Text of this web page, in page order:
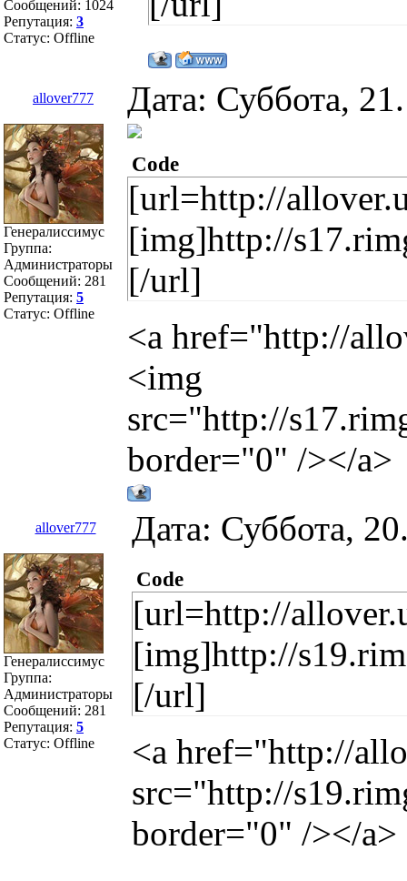
Сообщений: 1024
Репутация: 3
Статус: Offline
allover777 Дата: Суббота,
Генералиссимус
Группа:
Администраторы
Сообщений: 281
Репутация: 5
Статус: Offline
Code
[url=http://
[img]http://
[/url]
<a href="http://
<img
src="http://
border="0" /></a>
allover777 Дата: Суббота,
Генералиссимус
Группа:
Администраторы
Сообщений: 281
Репутация: 5
Статус: Offline
Code
[url=http://
[img]http://
[/url]
<a href="http://
src="http://
border="0" /></a>